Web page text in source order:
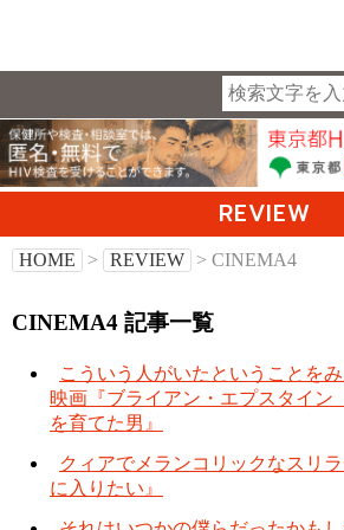
REVIEW
HOME > REVIEW > CINEMA4
CINEMA4 記事一覧
こういう人がいたということを
映画『ブライアン・エプスタイ
を育てた男』
クィアでメランコリックなスリ
に入りたい』